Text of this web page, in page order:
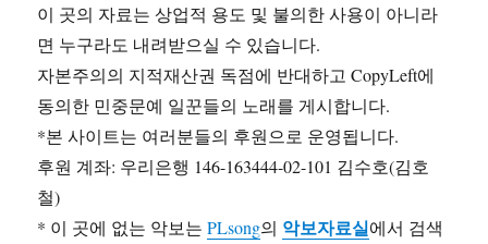
이 곳의 자료는 상업적 용도 및 불의한 사용이 아니라
면 누구라도 내려받으실 수 있습니다.
자본주의의 지적재산권 독점에 반대하고 CopyLeft에
동의한 민중문예 일꾼들의 노래를 게시합니다.
*본 사이트는 여러분들의 후원으로 운영됩니다.
후원 계좌: 우리은행 146-163444-02-101 김수호(김호
철)
* 이 곳에 없는 악보는PLsong의 악보자료실에서 검색